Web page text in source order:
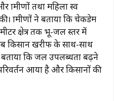
तथा महिला स्व
ग्रामीणों ने बताया कि चेकडेम
क्षेत्र तक भू-जल स्तर में
किसान खरीफ के साथ-साथ
बताया कि जल उपलब्धता बढ़ने
आया है और किसानों की